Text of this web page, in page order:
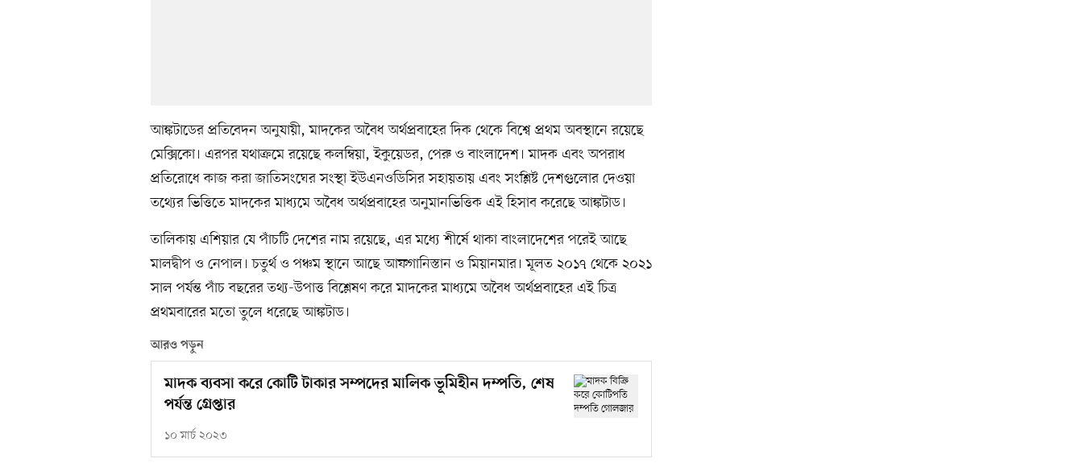
আঙ্কটাডের প্রতিবেদন অনুযায়ী, মাদকের অবৈধ অর্থপ্রবাহের দিক থেকে বিশ্বে প্রথম অবস্থানে রয়েছে
মেক্সিকো। এরপর যথাক্রমে রয়েছে কলম্বিয়া, ইকুয়েডর, পেরু ও বাংলাদেশ। মাদক এবং অপরাধ
প্রতিরোধে কাজ করা জাতিসংঘের সংস্থা ইউএনওডিসির সহায়তায় এবং সংশ্লিষ্ট দেশগুলোর দেওয়া
তথ্যের ভিত্তিতে মাদকের মাধ্যমে অবৈধ অর্থপ্রবাহের অনুমানভিত্তিক এই হিসাব করেছে আঙ্কটাড।
তালিকায় এশিয়ার যে পাঁচটি দেশের নাম রয়েছে, এর মধ্যে শীর্ষে থাকা বাংলাদেশের পরেই আছে
মালদ্বীপ ও নেপাল। চতুর্থ ও পঞ্চম স্থানে আছে আফগানিস্তান ও মিয়ানমার। মূলত ২০১৭ থেকে ২০২১
সাল পর্যন্ত পাঁচ বছরের তথ্য-উপাত্ত বিশ্লেষণ করে মাদকের মাধ্যমে অবৈধ অর্থপ্রবাহের এই চিত্র
প্রথমবারের মতো তুলে ধরেছে আঙ্কটাড।
আরও পড়ুন
মাদক ব্যবসা করে কোটি টাকার সম্পদের মালিক ভূমিহীন দম্পতি, শেষ
পর্যন্ত গ্রেপ্তার
১০ মার্চ ২০২৩